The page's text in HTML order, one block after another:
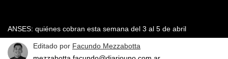
ANSES: quiénes cobran esta semana del 3 al 5 de abril
Editado por Facundo Mezzabotta